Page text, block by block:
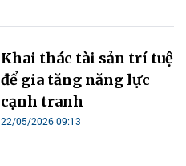
Khai thác tài sản trí tuệ
để gia tăng năng lực
cạnh tranh
22/05/2026 09:13